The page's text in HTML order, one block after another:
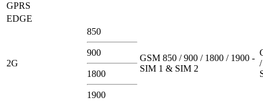
GPRS
EDGE
2G
850
900
1800
1900
GSM 850 / 900 / 1800 / 1900 -
SIM 1 & SIM 2